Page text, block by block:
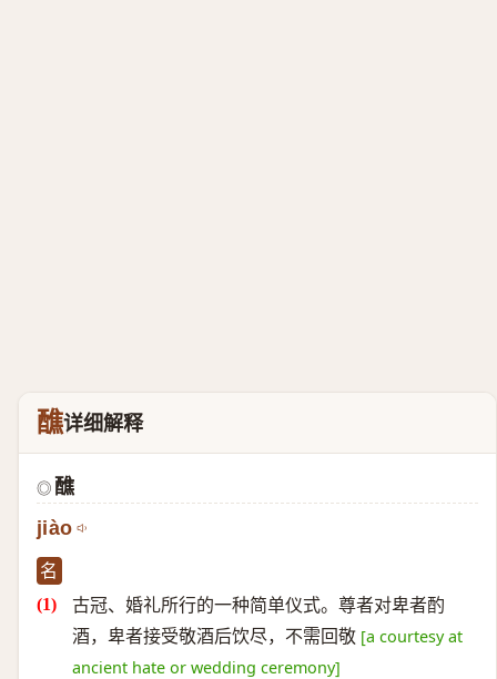
醮详细解释
◎ 醮
jiào
名
古冠、婚礼所行的一种简单仪式。尊者对卑者酌
酒，卑者接受敬酒后饮尽，不需回敬 [a courtesy at
ancient hate or wedding ceremony]